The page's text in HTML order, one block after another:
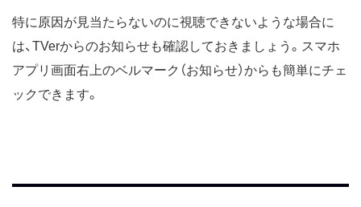
特に原因が見当たらないのに視聴できないような場合に
は、TVerからのお知らせも確認しておきましょう。スマホ
アプリ画面右上のベルマーク（お知らせ）からも簡単にチェ
ックできます。